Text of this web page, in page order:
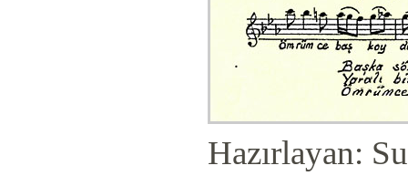
Hazırlayan: